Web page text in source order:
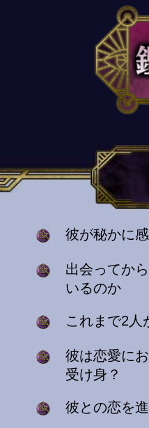
彼が秘かに
出会ってか
いるのか
これまで2人
彼は恋愛に
受け身？
彼との恋を